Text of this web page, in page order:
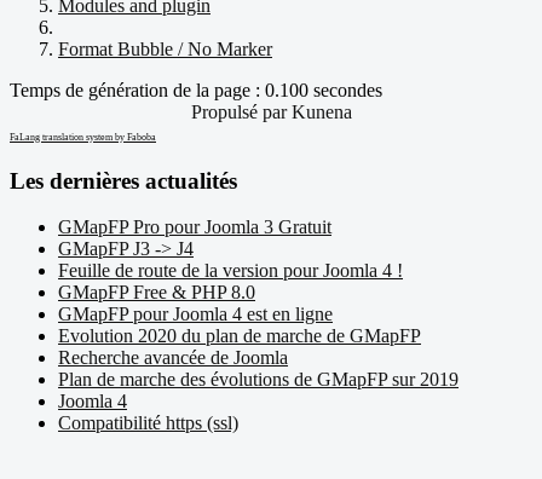
Modules and plugin
Format Bubble / No Marker
Temps de génération de la page : 0.100 secondes
Propulsé parKunena
FaLang translation system by Faboba
Les dernières actualités
GMapFP Pro pour Joomla 3 Gratuit
GMapFP J3 -> J4
Feuille de route de la version pour Joomla 4 !
GMapFP Free & PHP 8.0
GMapFP pour Joomla 4 est en ligne
Evolution 2020 du plan de marche de GMapFP
Recherche avancée de Joomla
Plan de marche des évolutions de GMapFP sur 2019
Joomla 4
Compatibilité https (ssl)